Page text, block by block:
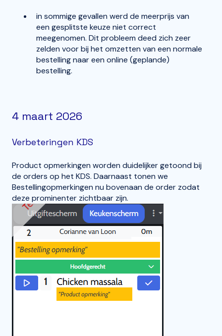
in sommige gevallen werd de meerprijs van
een gesplitste keuze niet correct
meegenomen. Dit probleem deed zich zeer
zelden voor bij het omzetten van een normale
bestelling naar een online (geplande)
bestelling.
4 maart 2026
Verbeteringen KDS
Product opmerkingen worden duidelijker getoond bij
de orders op het KDS. Daarnaast tonen we
Bestellingopmerkingen nu bovenaan de order zodat
deze prominenter zichtbaar zijn.